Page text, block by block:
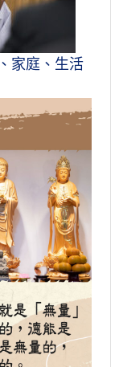
家庭、生活